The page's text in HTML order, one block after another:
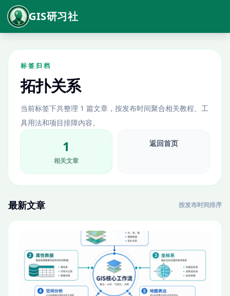
GIS研习社
标签归档
拓扑关系
当前标签下共整理 1 篇文章，按发布时间聚合相关教程、工
具用法和项目排障内容。
1
相关文章
返回首页
最新文章 按发布时间排序